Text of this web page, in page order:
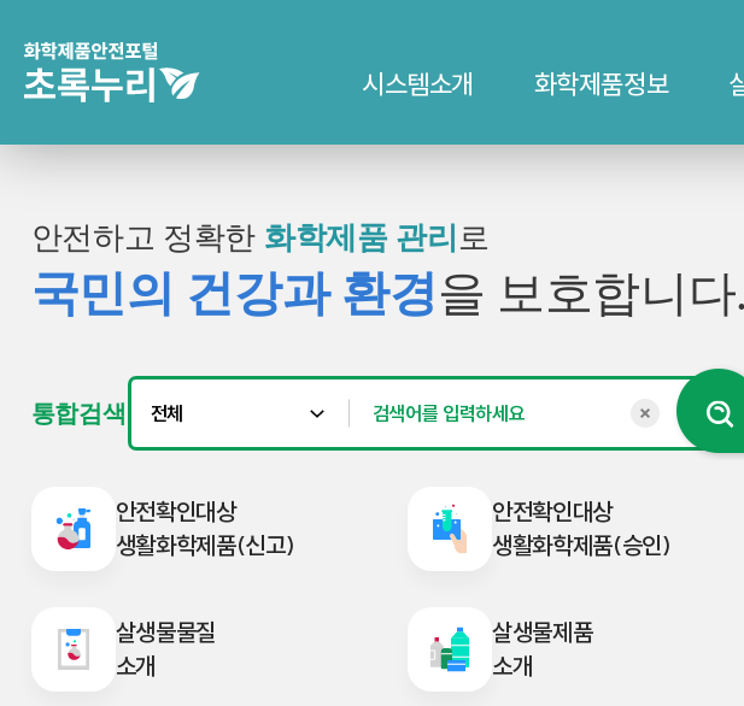
시스템소개 화학제품정보
안전하고 정확한 화학제품 관리 로
국민의 건강과 환경을 보호합니다.
통합검색 검색키워드검색
안전확인대상
생활화학제품(신고)
안전확인대상
생활화학제품(승인)
살생물물질
소개
살생물제품
소개